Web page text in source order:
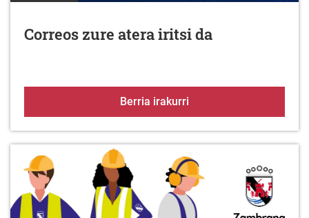
Correos zure atera iritsi da
Berria irakurri